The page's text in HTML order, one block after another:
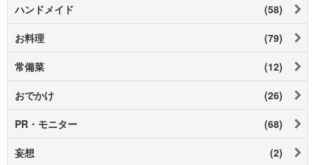
ハンドメイド (58)
お料理 (79)
常備菜 (12)
おでかけ (26)
PR・モニター (68)
妄想 (2)